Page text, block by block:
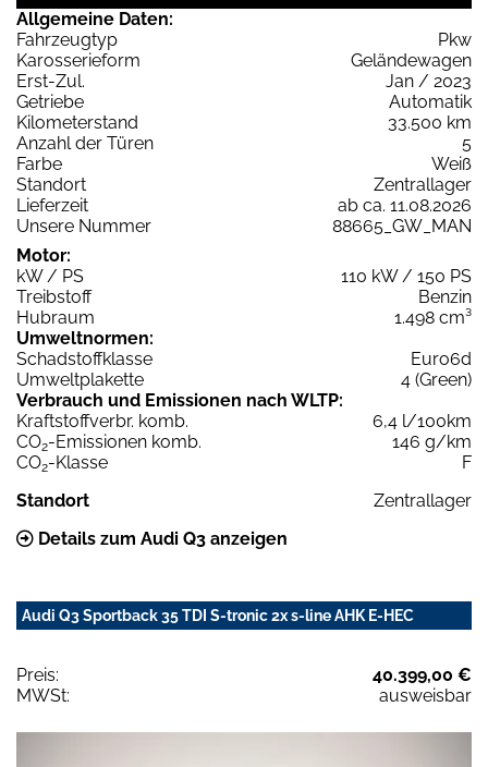
Allgemeine Daten:
Fahrzeugtyp
Pkw
Karosserieform
Geländewagen
Erst-Zul.
Jan / 2023
Getriebe
Automatik
Kilometerstand
33.500 km
Anzahl der Türen
5
Farbe
Weiß
Standort
Zentrallager
Lieferzeit
ab ca. 11.08.2026
Unsere Nummer
88665_GW_MAN
Motor:
kW / PS
110 kW / 150 PS
Treibstoff
Benzin
Hubraum
1.498 cm³
Umweltnormen:
Schadstoffklasse
Euro6d
Umweltplakette
4 (Green)
Verbrauch und Emissionen nach WLTP:
Kraftstoffverbr. komb.
6,4 l/100km
CO2-Emissionen komb.
146 g/km
CO2-Klasse
F
Standort
Zentrallager
Details zum Audi Q3 anzeigen
Audi Q3 Sportback 35 TDI S-tronic 2x s-line AHK E-HEC
Preis:
40.399,00 €
MWSt:
ausweisbar